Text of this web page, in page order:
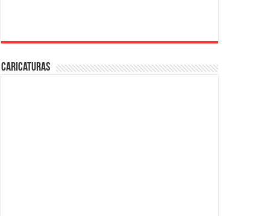
Caricaturas